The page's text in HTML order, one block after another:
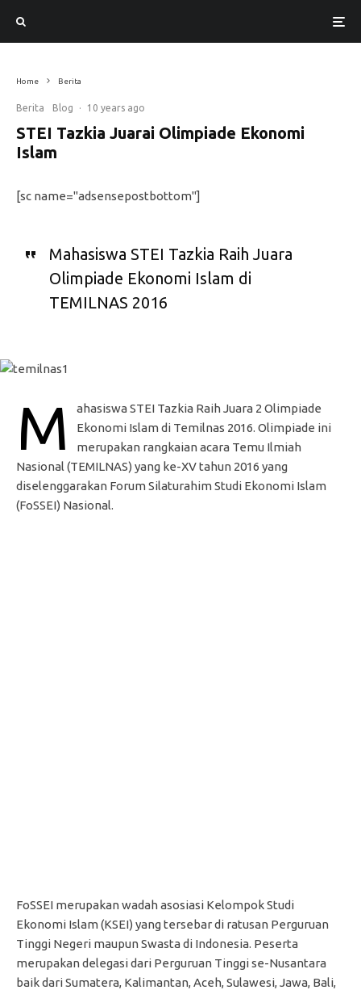
Home Berita
Berita Blog · 10 years ago
STEI Tazkia Juarai Olimpiade Ekonomi
Islam
[sc name="adsensepostbottom"]
Mahasiswa STEI Tazkia Raih Juara
Olimpiade Ekonomi Islam di
TEMILNAS 2016
M
ahasiswa STEI Tazkia Raih Juara 2 Olimpiade
Ekonomi Islam di Temilnas 2016. Olimpiade ini
merupakan rangkaian acara Temu Ilmiah
Nasional (TEMILNAS) yang ke-XV tahun 2016 yang
diselenggarakan Forum Silaturahim Studi Ekonomi Islam
(FoSSEI) Nasional.
FoSSEI merupakan wadah asosiasi Kelompok Studi
Ekonomi Islam (KSEI) yang tersebar di ratusan Perguruan
Tinggi Negeri maupun Swasta di Indonesia. Peserta
merupakan delegasi dari Perguruan Tinggi se-Nusantara
baik dari Sumatera, Kalimantan, Aceh, Sulawesi, Jawa, Bali,